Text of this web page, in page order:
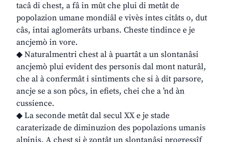
tacâ di chest, a fâ in mût che plui di metât de
popolazion umane mondiâl e vivès intes citâts o, dut
câs, intai aglomerâts urbans. Cheste tindince e je
ancjemò in vore.
◆ Naturalmentri chest al à puartât a un slontanâsi
ancjemò plui evident des personis dal mont naturâl,
che al à confermât i sintiments che si à dit parsore,
ancje se a son pôcs, in efiets, chei che a ’nd àn
cussience.
◆ La seconde metât dal secul XX e je stade
caraterizade de diminuzion des popolazions umanis